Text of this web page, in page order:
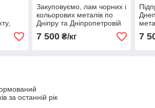
Закуповуємо, лам чорних і
кольорових металів по
Дніпру та Дніпропетровій
зоні. Здійснюємо
демонтаж
7 500₴/кг 7
за останній рік